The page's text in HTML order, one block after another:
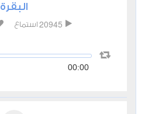
البقرة
20945 استماع
00:00